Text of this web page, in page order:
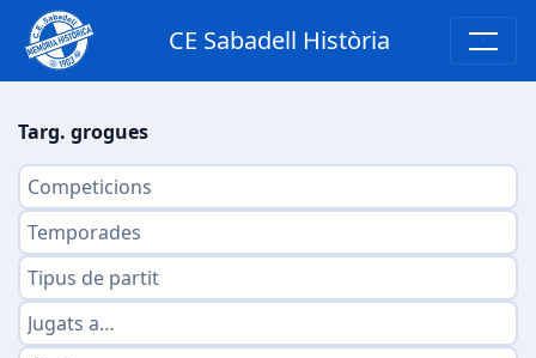
CE Sabadell Història
Targ. grogues